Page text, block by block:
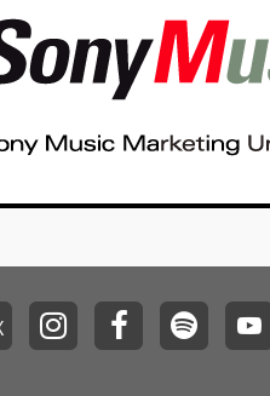
HACNAMATADAとMETI
Sと盛り上がろう！ #H
ACNAMATADA #METIS
#SIMMERTIME #SUMM
ght